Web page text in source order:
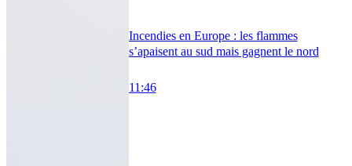
Incendies en Europe : les flammes
s’apaisent au sud mais gagnent le nord
11:46